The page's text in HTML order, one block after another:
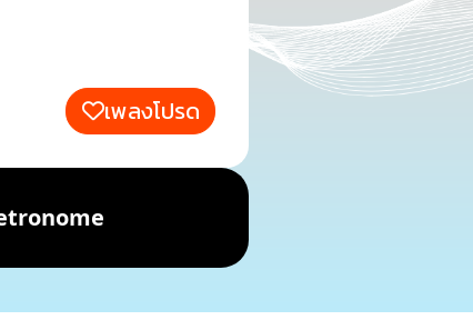
เพลงโปรด